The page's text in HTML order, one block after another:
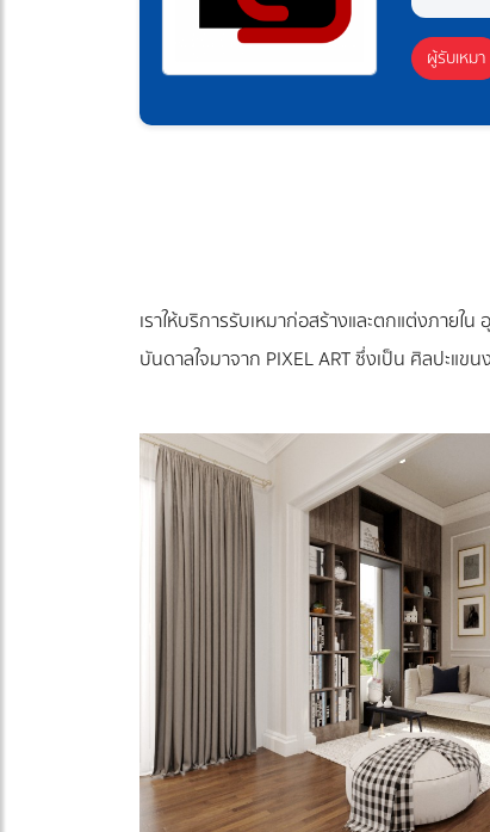
ผู้รับเหมา
เราให้บริการรับเหมาก่อสร้างและตกแต่งภาย
บันดาลใจมาจาก PIXEL ART ซึ่งเป็น ศิลปะแ